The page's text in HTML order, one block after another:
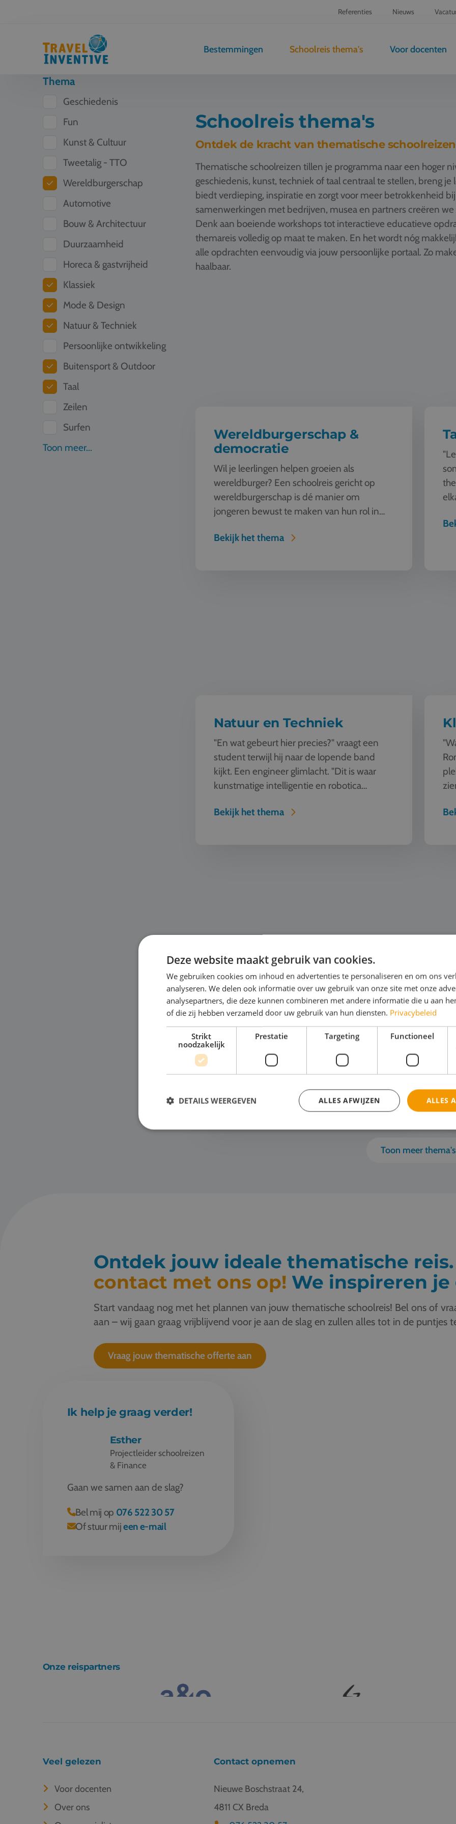
Referenties Nieuws
Bestemmingen Schoolreis thema's Voor docenten
Thema
Geschiedenis
Fun
Kunst & Cultuur
Tweetalig - TTO
Wereldburgerschap
Automotive
Bouw & Architectuur
Duurzaamheid
Horeca & gastvrijheid
Klassiek
Mode & Design
Natuur & Techniek
Persoonlijke ontwikkeling
Buitensport & Outdoor
Taal
Zeilen
Surfen
Toon meer...
Schoolreis thema's
Ontdek de kracht van thematische schoolreizen
Thematische schoolreizen tillen je programma naar een hoger
geschiedenis, kunst, techniek of taal centraal te stellen, breng
biedt verdieping, inspiratie en zorgt voor meer betrokkenheid
samenwerkingen met bedrijven, musea en partners creëren
Denk aan boeiende workshops tot interactieve educatieve
themareis volledig op maat te maken. En het wordt nóg
alle opdrachten eenvoudig via jouw persoonlijke portaal. Zo
haalbaar.
Wereldburgerschap &
democratie
Wil je leerlingen helpen groeien als
wereldburger? Een schoolreis gericht op
wereldburgerschap is dé manier om
jongeren bewust te maken van hun rol in
Bekijk het thema
Natuur en Techniek
"En wat gebeurt hier precies?" vraagt een
student terwijl hij naar de lopende band
kijkt. Een engineer glimlacht. "Dit is waar
kunstmatige intelligentie en robotica
Bekijk het thema
Buitensport & Outdoor
"Rome of Parijs? Daar ben ik met mijn
ouders al geweest. Ik wil iets anders!" "Wat
dacht je van een echte sportreis? Surfen,
hiken, klimmen… een trip vol actie!" "Wacht
even… dus in p...
Toon meer thema's
Ontdek jouw ideale thematische reis.
contact met ons op! We inspireren je
Start vandaag nog met het plannen van jouw thematische schoolreis! Bel ons of
aan – wij gaan graag vrijblijvend voor je aan de slag en zullen alles tot in de puntjes
Vraag jouw thematische offerte aan
Ik help je graag verder!
Esther
Projectleider schoolreizen
& Finance
Gaan we samen aan de slag?
Bel mij op 076 522 30 57
Of stuur mijeen e-mail
Onze reispartners
Veel gelezen
Voor docenten
Over ons
Contact opnemen
Nieuwe Boschstraat 24,
4811 CX Breda
Deze website maakt gebruik van cookies.
We gebruiken cookies om inhoud en advertenties te personaliseren en om ons
analyseren. We delen ook informatie over uw gebruik van onze site met onze
analysepartners, die deze kunnen combineren met andere informatie die u aan
of die zij hebben verzameld door uw gebruik van hun diensten. Privacybeleid
Strikt
noodzakelijk
Prestatie Targeting Functioneel
ALLES
ALLES AFWIJZEN
DETAILS WEERGEVEN